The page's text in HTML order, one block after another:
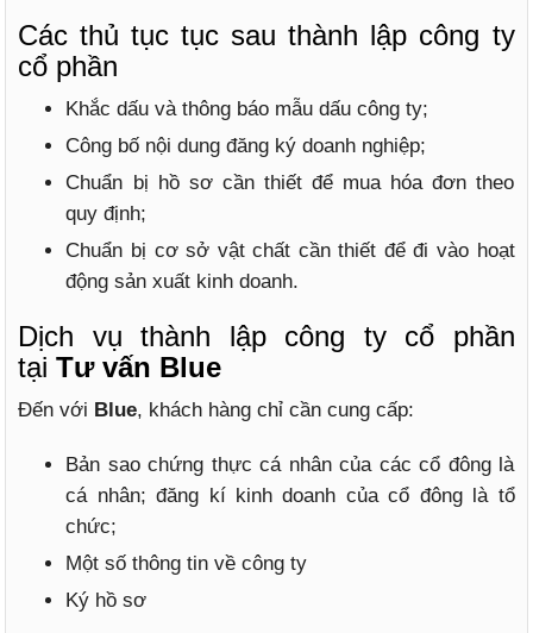
Các thủ tục tục sau thành lập công ty
cổ phần
Khắc dấu và thông báo mẫu dấu công ty;
Công bố nội dung đăng ký doanh nghiệp;
Chuẩn bị hồ sơ cần thiết để mua hóa đơn theo
quy định;
Chuẩn bị cơ sở vật chất cần thiết để đi vào hoạt
động sản xuất kinh doanh.
Dịch vụ thành lập công ty cổ phần
tại Tư vấn Blue
Đến với Blue, khách hàng chỉ cần cung cấp:
Bản sao chứng thực cá nhân của các cổ đông là
cá nhân; đăng kí kinh doanh của cổ đông là tổ
chức;
Một số thông tin về công ty
Ký hồ sơ